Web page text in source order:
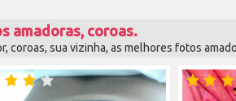
amadoras, coroas.
coroas, sua vizinha, as melhores fotos